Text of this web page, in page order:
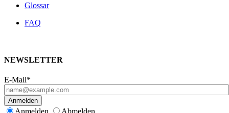
Glossar
FAQ
NEWSLETTER
E-Mail*
Anmelden
Anmelden Abmelden